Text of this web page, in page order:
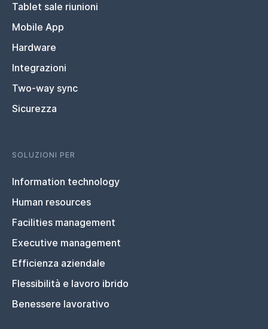
Tablet sale riunioni
Mobile App
Hardware
Integrazioni
Two-way sync
Sicurezza
SOLUZIONI PER
Information technology
Human resources
Facilities management
Executive management
Efficienza aziendale
Flessibilità e lavoro ibrido
Benessere lavorativo